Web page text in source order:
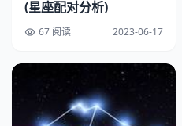
龄内。适婚年龄是指男性在
之间。在这个年龄段，身体
一定的经济基础和社会经
(星座配对分析)
67 阅读 2023-06-17